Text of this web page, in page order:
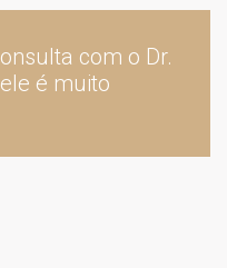
com o Dr.
é muito